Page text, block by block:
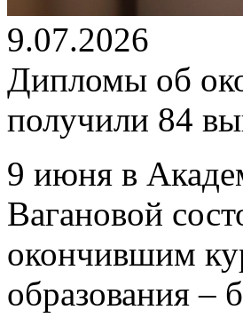
9.07.2026
Дипломы об
получили 84
9 июня в
Вагановой
окончившим
образования –